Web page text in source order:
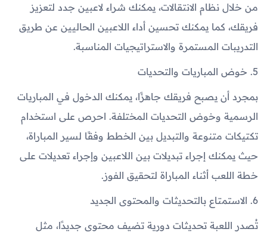
من خلال نظام الانتقالات، يمكنك شراء لاعبين جدد لتعزيز
فريقك، كما يمكنك تحسين أداء اللاعبين الحاليين عن طريق
التدريبات المستمرة والاستراتيجيات المناسبة.
5. خوض المباريات والتحديات
بمجرد أن يصبح فريقك جاهزًا، يمكنك الدخول في المباريات
الرسمية وخوض التحديات المختلفة. احرص على استخدام
تكتيكات متنوعة والتبديل بين الخطط وفقًا لسير المباراة،
حيث يمكنك إجراء تبديلات بين اللاعبين وإجراء تعديلات على
خطة اللعب أثناء المباراة لتحقيق الفوز.
6. الاستمتاع بالتحديثات والمحتوى الجديد
تُصدر اللعبة تحديثات دورية تضيف محتوى جديدًا، مثل